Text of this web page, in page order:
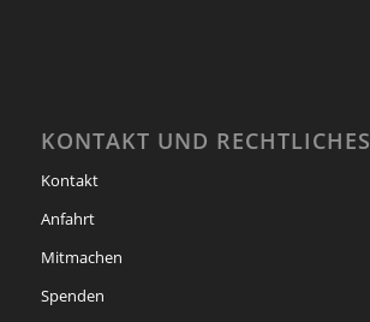
KONTAKT UND RECHTLICHES
Kontakt
Anfahrt
Mitmachen
Spenden